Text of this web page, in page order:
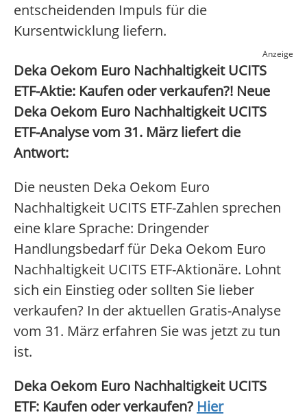
entscheidenden Impuls für die
Kursentwicklung liefern.
Anzeige
Deka Oekom Euro Nachhaltigkeit UCITS
ETF-Aktie: Kaufen oder verkaufen?! Neue
Deka Oekom Euro Nachhaltigkeit UCITS
ETF-Analyse vom 31. März liefert die
Antwort:
Die neusten Deka Oekom Euro
Nachhaltigkeit UCITS ETF-Zahlen sprechen
eine klare Sprache: Dringender
Handlungsbedarf für Deka Oekom Euro
Nachhaltigkeit UCITS ETF-Aktionäre. Lohnt
sich ein Einstieg oder sollten Sie lieber
verkaufen? In der aktuellen Gratis-Analyse
vom 31. März erfahren Sie was jetzt zu tun
ist.
Deka Oekom Euro Nachhaltigkeit UCITS
ETF: Kaufen oder verkaufen? Hier